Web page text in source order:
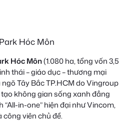
Hóc Môn
Hóc Môn(1.080 ha, tổng vốn 3,5
thái – giáo dục – thương mại
Tây Bắc TP.HCM do Vingroup
không gian sống xanh đẳng
“All-in-one” hiện đại như Vincom,
viên chủ đề.